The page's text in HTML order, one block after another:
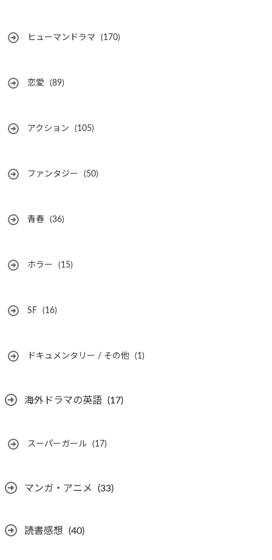
ヒューマンドラマ (170)
恋愛 (89)
アクション (105)
ファンタジー (50)
青春 (36)
ホラー (15)
SF (16)
ドキュメンタリー / その他 (1)
海外ドラマの英語 (17)
スーパーガール (17)
マンガ・アニメ (33)
読書感想 (40)